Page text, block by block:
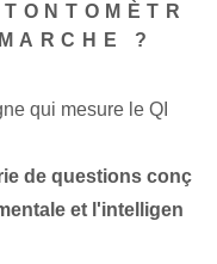
?
qui mesure le QI
de questions conç
et l'intelligen